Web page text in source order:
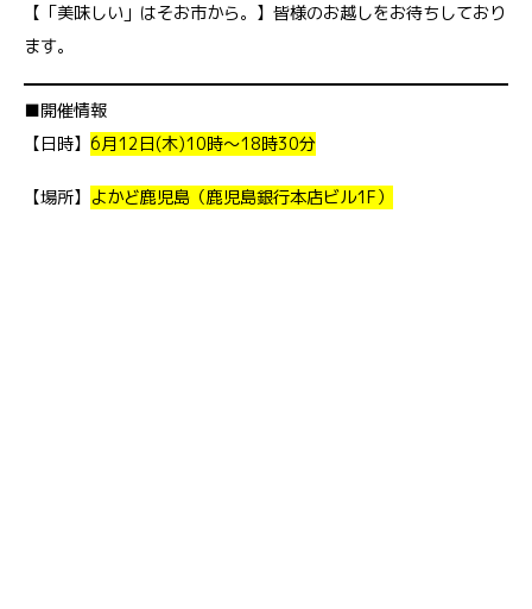
【「美味しい」はそお市から。】皆様のお越しをお待ちしており
ます。
■開催情報
【日時】 6月12日(木)10時～18時30分
【場所】 よかど鹿児島（鹿児島銀行本店ビル1F）